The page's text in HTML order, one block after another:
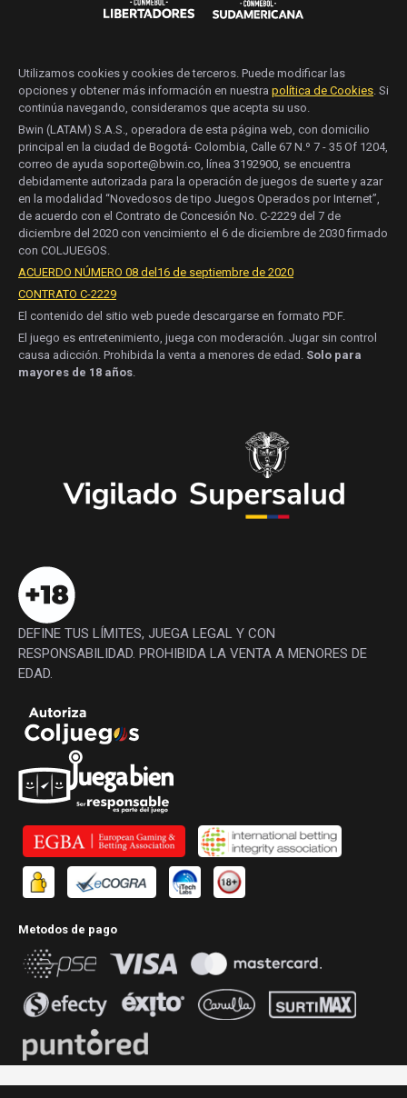
Utilizamos cookies y cookies de terceros. Puede modificar las
opciones y obtener más información en nuestra política de Cookies . Si
continúa navegando, consideramos que acepta su uso.
Bwin (LATAM) S.A.S., operadora de esta página web, con domicilio
principal en la ciudad de Bogotá- Colombia, Calle 67 N.º 7 - 35 Of 1204,
correo de ayuda soporte@bwin.co, línea 3192900, se encuentra
debidamente autorizada para la operación de juegos de suerte y azar
en la modalidad “Novedosos de tipo Juegos Operados por Internet”,
de acuerdo con el Contrato de Concesión No. C-2229 del 7 de
diciembre del 2020 con vencimiento el 6 de diciembre de 2030 firmado
con COLJUEGOS.
ACUERDO NÚMERO 08 del16 de septiembre de 2020
CONTRATO C-2229
El contenido del sitio web puede descargarse en formato PDF.
El juego es entretenimiento, juega con moderación. Jugar sin control
causa adicción. Prohibida la venta a menores de edad. Solo para
mayores de 18 años
DEFINE TUS LÍMITES, JUEGA LEGAL Y CON
RESPONSABILIDAD. PROHIBIDA LA VENTA A MENORES DE
EDAD.
Metodos de pago